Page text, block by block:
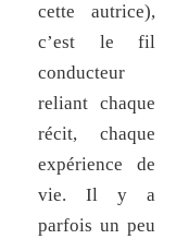
cette autrice),
c’est le fil
conducteur
reliant chaque
récit, chaque
expérience de
vie. Il y a
parfois un peu